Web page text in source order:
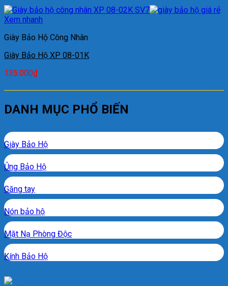
Xem nhanh
Giày Bảo Hộ Công Nhân
Giày Bảo Hộ XP 08-01K
135.000₫
DANH MỤC PHỔ BIẾN
Giày Bảo Hộ
Ủng Bảo Hộ
Găng tay
Nón bảo hộ
Mặt Nạ Phòng Độc
Kính Bảo Hộ